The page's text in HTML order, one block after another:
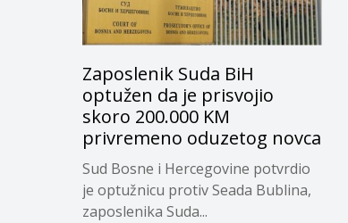
Zaposlenik Suda BiH
optužen da je prisvojio
skoro 200.000 KM
privremeno oduzetog novca
Sud Bosne i Hercegovine potvrdio
je optužnicu protiv Seada Bublina,
zaposlenika Suda...